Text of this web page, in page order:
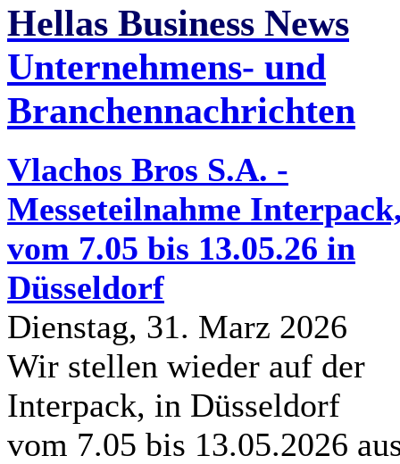
Hellas Business News
Unternehmens- und
Branchennachrichten
Vlachos Bros S.A. -
Messeteilnahme
vom 7.05 bis 13.05.26 in
Düsseldorf
Dienstag, 31. Marz 2026
Wir stellen wieder auf der
Interpack, in Düsseldorf
vom 7.05 bis 13.05.2026